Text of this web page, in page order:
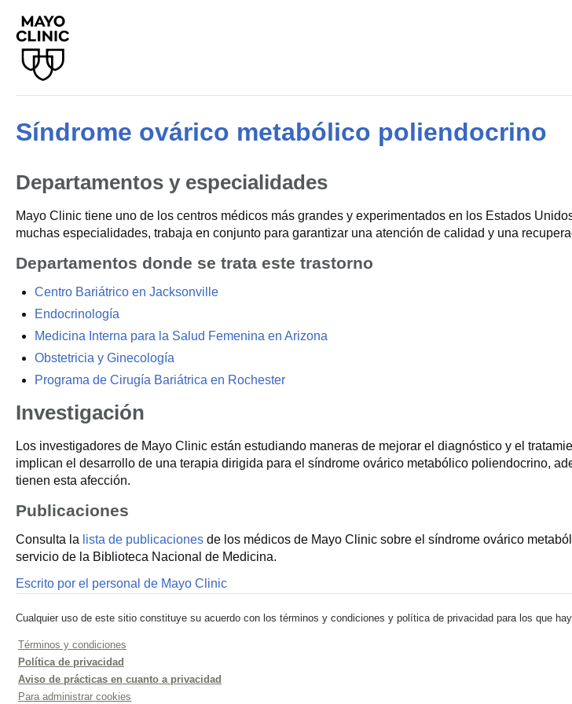
Síndrome ovárico metabólico poliendocrino
Departamentos y especialidades
Mayo Clinic tiene uno de los centros médicos más grandes y experimentados en los Estados
muchas especialidades, trabaja en conjunto para garantizar una atención de calidad y una
Departamentos donde se trata este trastorno
Centro Bariátrico en Jacksonville
Endocrinología
Medicina Interna para la Salud Femenina en Arizona
Obstetricia y Ginecología
Programa de Cirugía Bariátrica en Rochester
Investigación
Los investigadores de Mayo Clinic están estudiando maneras de mejorar el diagnóstico y el
implican el desarrollo de una terapia dirigida para el síndrome ovárico metabólico poliendocrino,
tienen esta afección.
Publicaciones
Consulta la lista de publicaciones de los médicos de Mayo Clinic sobre el síndrome ovárico
servicio de la Biblioteca Nacional de Medicina.
Escrito por el personal de Mayo Clinic
Cualquier uso de este sitio constituye su acuerdo con los términos y condiciones y política de privacidad para los que
Términos y condiciones
Política de privacidad
Aviso de prácticas en cuanto a privacidad
Para administrar cookies